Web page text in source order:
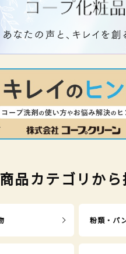
商品カテゴリか
粉類・パ